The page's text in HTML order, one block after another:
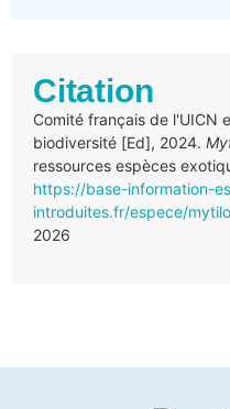
Citation
Comité français de l'UICN
biodiversité [Ed], 2024.
ressources espèces
https://base-information-
introduites.fr/espece/
2026